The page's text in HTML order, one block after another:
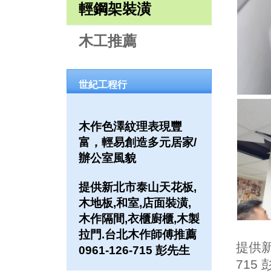
輕鋼架裝潢
木工推薦
世紀工程行
木作色澤紋理表現豐
富，輕易創造多元居家/
辦公室風貌
提供新北市泰山天花板,
木地板,和室,店面裝潢,
木作隔間,衣櫃廚櫃,木製
拉門.台北木作師傅推薦
0961-126-715 彭先生
提供
715